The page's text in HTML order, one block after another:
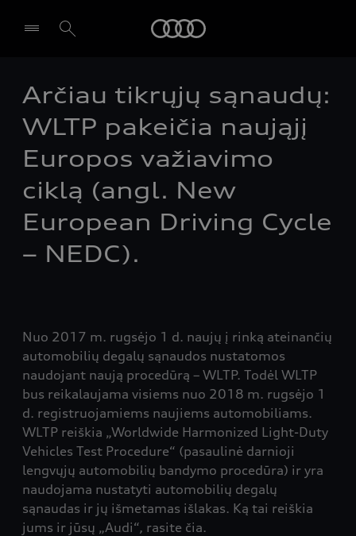
Pasirinkti atstovybę
Arčiau tikrųjų sąnaudų:
WLTP pakeičia naująjį
Europos važiavimo
ciklą (angl. New
European Driving Cycle
– NEDC).
Nuo 2017 m. rugsėjo 1 d. naujų į rinką ateinančių
automobilių degalų sąnaudos nustatomos
naudojant naują procedūrą – WLTP. Todėl WLTP
bus reikalaujama visiems nuo 2018 m. rugsėjo 1
d. registruojamiems naujiems automobiliams.
WLTP reiškia „Worldwide Harmonized Light-Duty
Vehicles Test Procedure“ (pasaulinė darnioji
lengvųjų automobilių bandymo procedūra) ir yra
naudojama nustatyti automobilių degalų
sąnaudas ir jų išmetamas išlakas. Ką tai reiškia
jums ir jūsų „Audi“, rasite čia.